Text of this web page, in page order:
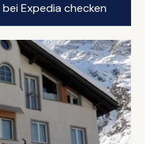
Expedia checken